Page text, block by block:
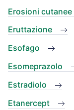
Erosioni cutanee
Eruttazione
Esofago
Esomeprazolo
Estradiolo
Etanercept